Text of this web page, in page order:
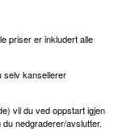
priser er inkludert alle
selv kansellerer
vil du ved oppstart igjen
nedgraderer/avslutter.